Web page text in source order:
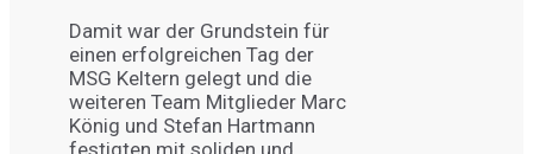
Damit war der Grundstein für
einen erfolgreichen Tag der
MSG Keltern gelegt und die
weiteren Team Mitglieder Marc
König und Stefan Hartmann
festigten mit soliden und